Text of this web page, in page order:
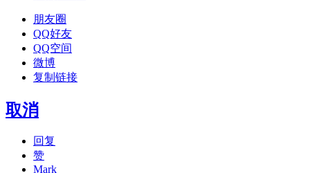
朋友圈
QQ好友
QQ空间
微博
复制链接
取消
回复
赞
Mark